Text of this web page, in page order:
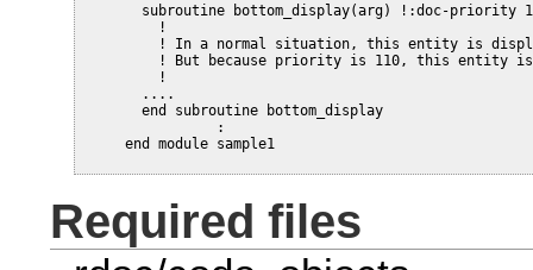
subroutine bottom_display(arg) !:doc-priority
       !
! In a normal situation, this entity is
! But because priority is 110, this entity
       !
     ....
     end subroutine bottom_display
              :
Required files